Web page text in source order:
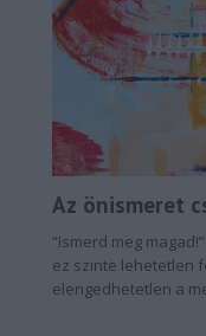
Az önismeret
“Ismerd meg
ez szinte lehetetlen feladat? A személyes
elengedhetetlen a